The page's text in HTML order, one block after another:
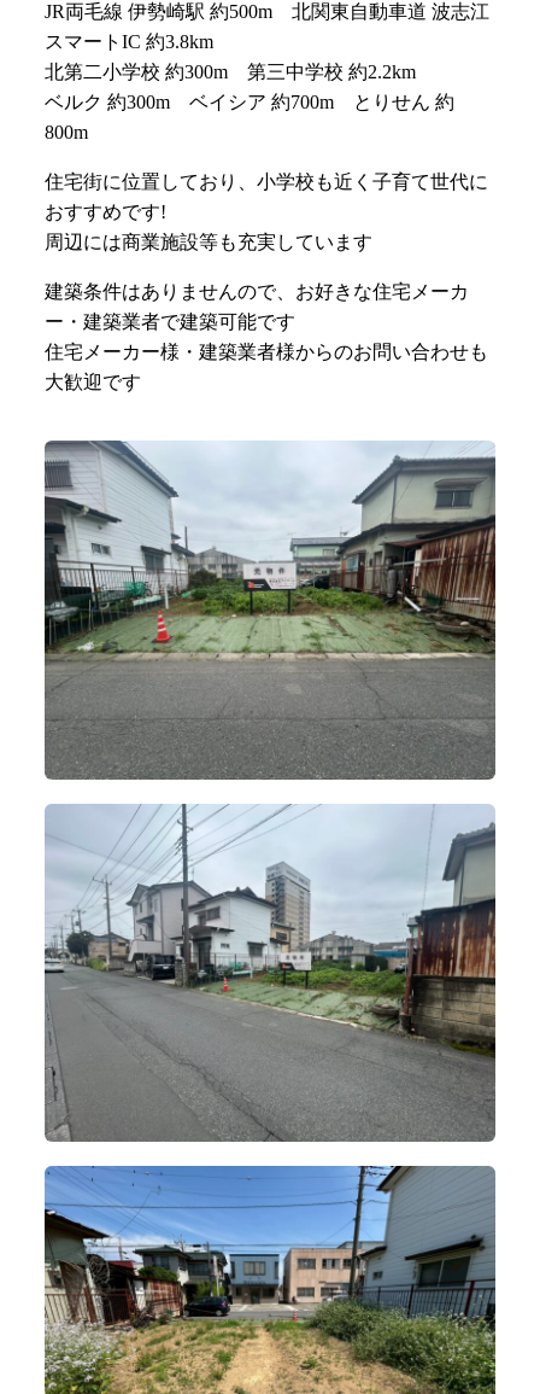
JR両毛線 伊勢崎駅 約500m 北関東自動車道 波志江
スマートIC 約3.8km
北第二小学校 約300m 第三中学校 約2.2km
ベルク 約300m ベイシア 約700m とりせん 約
800m
住宅街に位置しており、小学校も近く子育て世代に
おすすめです!
周辺には商業施設等も充実しています
建築条件はありませんので、お好きな住宅メーカ
ー・建築業者で建築可能です
住宅メーカー様・建築業者様からのお問い合わせも
大歓迎です